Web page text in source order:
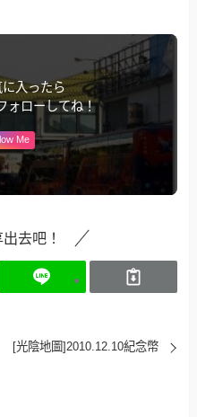
入ったら
ォローしてね！
Me
去吧！
[光陰地圖]2010.12.10紀念幣